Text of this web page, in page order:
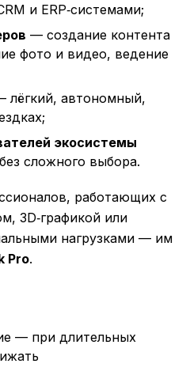
и ERP‑системами;
— создание контента
фото и видео, ведение
лёгкий, автономный,
экосистемы
сложного выбора.
работающих с
3D‑графикой или
нагрузками — им
Pro.
— при длительных